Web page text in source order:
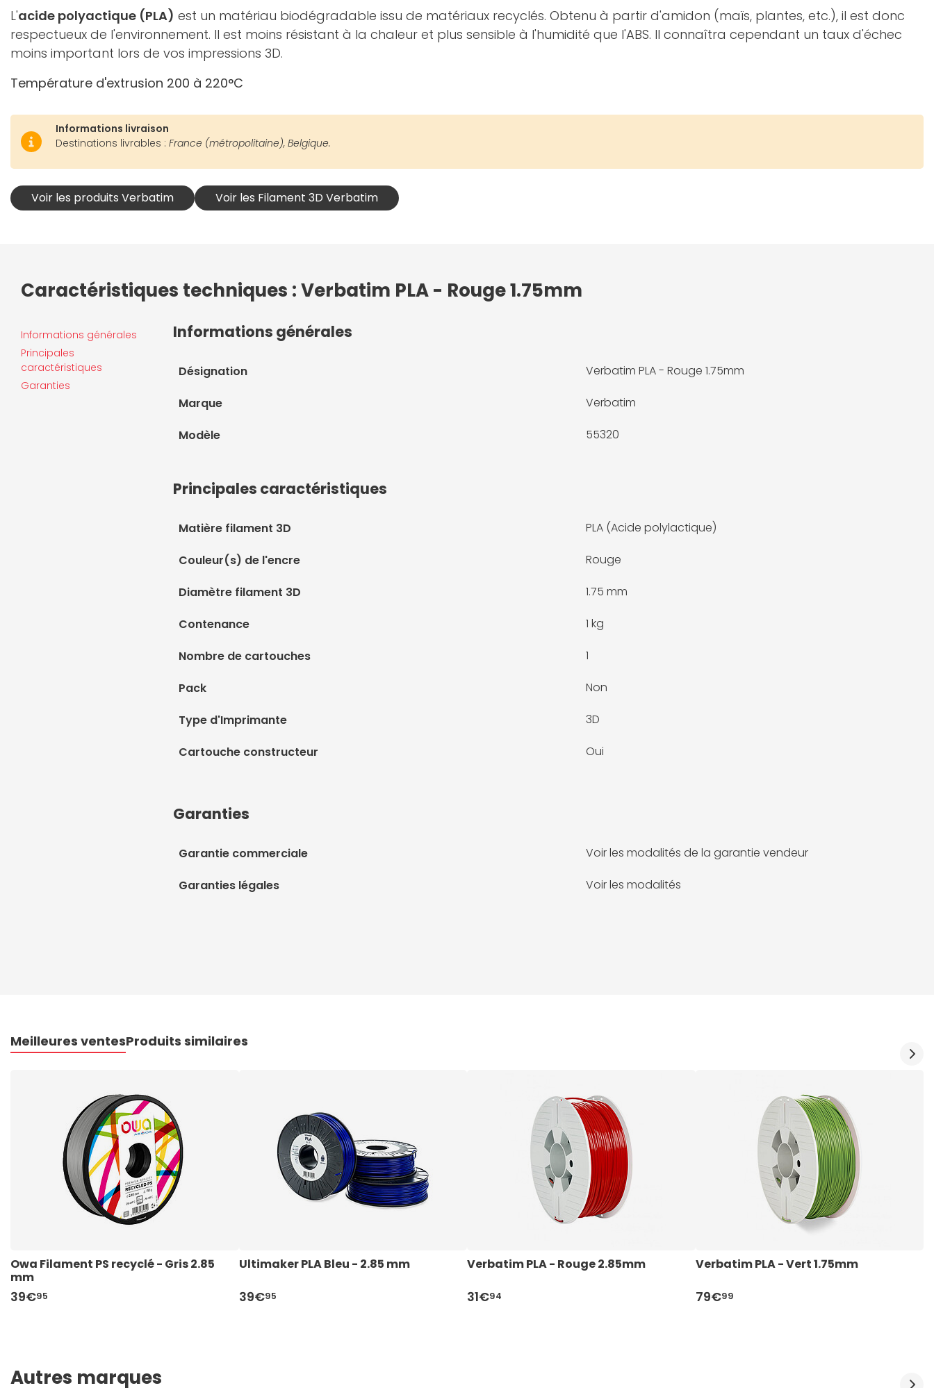
L'acide polyactique (PLA) est un matériau biodégradable issu de matériaux recyclés. Obtenu à partir d'amidon (maïs, plantes, etc.), il est donc
respectueux de l'environnement. Il est moins résistant à la chaleur et plus sensible à l'humidité que l'ABS. Il connaîtra cependant un taux d'échec
moins important lors de vos impressions 3D.
Température d'extrusion 200 à 220°C
Informations livraison
Destinations livrables : France (métropolitaine), Belgique.
Voir les produits Verbatim Voir les Filament 3D Verbatim
Caractéristiques techniques : Verbatim PLA - Rouge 1.75mm
Informations générales
Principales
caractéristiques
Garanties
Informations générales
Désignation Verbatim PLA - Rouge 1.75mm
Marque Verbatim
Modèle 55320
Principales caractéristiques
Matière filament 3D PLA (Acide polylactique)
Couleur(s) de l'encre Rouge
Diamètre filament 3D 1.75 mm
Contenance 1 kg
Nombre de cartouches 1
Pack Non
Type d'Imprimante 3D
Cartouche constructeur Oui
Garanties
Garantie commerciale Voir les modalités de la garantie vendeur
Garanties légales Voir les modalités
Meilleures ventesProduits similaires
Owa Filament PS recyclé - Gris 2.85
mm
39€95
Ultimaker PLA Bleu - 2.85 mm
39€95
Verbatim PLA - Rouge 2.85mm
31€94
Verbatim PLA - Vert 1.75mm
79€99
Autres marques